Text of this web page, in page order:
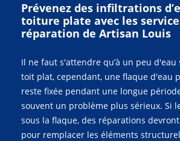
Prévenez des infiltrations
toiture plate avec les
réparation de Artisan Louis
Il ne faut s'attendre qu’à un peu
toit plat, cependant, une flaque d'eau
reste fixée pendant une longue
souvent un problème plus sérieux. Si
sous la flaque, des réparations
pour remplacer les éléments